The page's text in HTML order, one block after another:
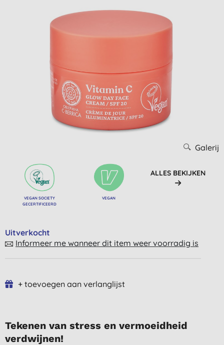
Galerij
VEGAN SOCIETY
GECERTIFICEERD
VEGAN
ALLES BEKIJKEN
Uitverkocht
Informeer me wanneer dit item weer voorradig is
+ toevoegen aan verlanglijst
Tekenen van stress en vermoeidheid
verdwijnen!